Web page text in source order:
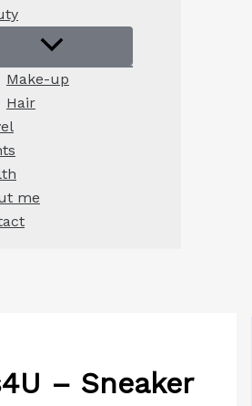
Make-up
Hair
me
– Sneaker